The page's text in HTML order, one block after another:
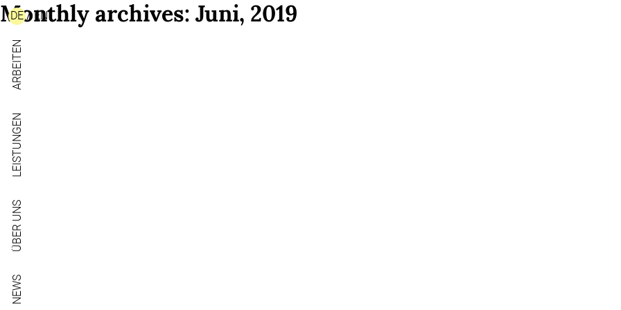
DE/EN
ARBEITEN
LEISTUNGEN
ÜBER UNS
NEWS
Monthly archives: Juni, 2019